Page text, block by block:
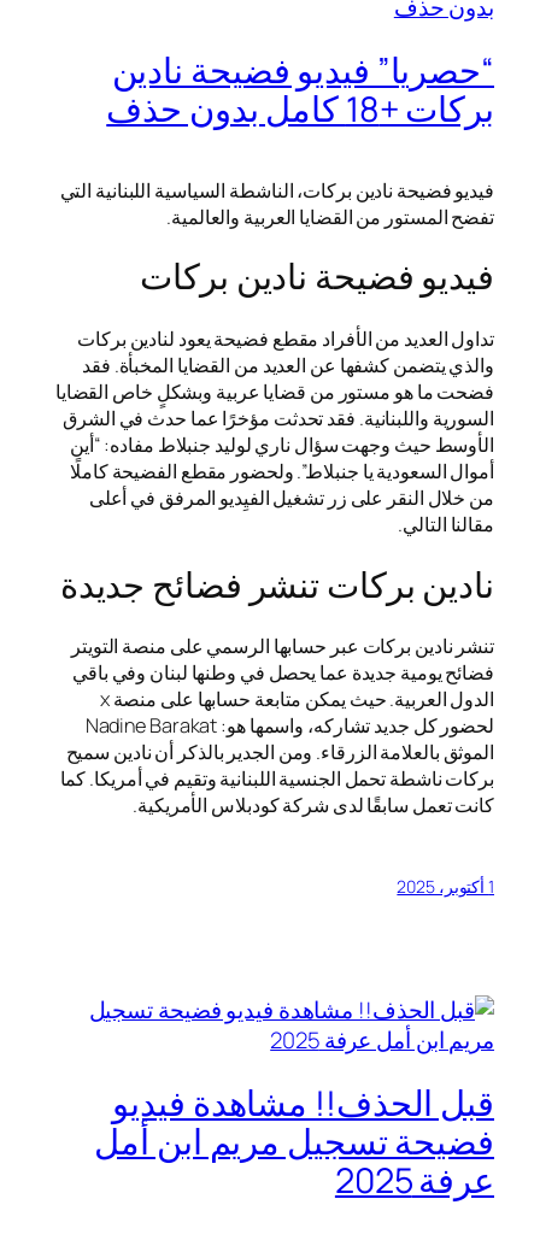
“حصريا” فيديو فضيحة نادين
بركات +18 كامل بدون حذف
فيديو فضيحة نادين بركات، الناشطة السياسية اللبنانية التي
تفضح المستور من القضايا العربية والعالمية.
فيديو فضيحة نادين بركات
تداول العديد من الأفراد مقطع فضيحة يعود لنادين بركات
والذي يتضمن كشفها عن العديد من القضايا المخبأة. فقد
فضحت ما هو مستور من قضايا عربية وبشكلٍ خاص القضايا
السورية واللبنانية. فقد تحدثت مؤخرًا عما حدث في الشرق
الأوسط حيث وجهت سؤال ناري لوليد جنبلاط مفاده: “أين
أموال السعودية يا جنبلاط”. ولحضور مقطع الفضيحة كاملًا
من خلال النقر على زر تشغيل الفيِديو المرفق في أعلى
مقالنا التالي.
نادين بركات تنشر فضائح جديدة
تنشر نادين بركات عبر حسابها الرسمي على منصة التويتر
فضائح يومية جديدة عما يحصل في وطنها لبنان وفي باقي
الدول العربية. حيث يمكن متابعة حسابها على منصة x
لحضور كل جديد تشاركه، واسمها هو: Nadine Barakat
الموثق بالعلامة الزرقاء. ومن الجدير بالذكر أن نادين سميح
بركات ناشطة تحمل الجنسية اللبنانية وتقيم في أمريكا. كما
كانت تعمل سابقًا لدى شركة كودبلاس الأمريكية.
1 أكتوبر، 2025
قبل الحذف!! مشاهدة فيديو
فضيحة تسجيل مريم ابن أمل
عرفة 2025